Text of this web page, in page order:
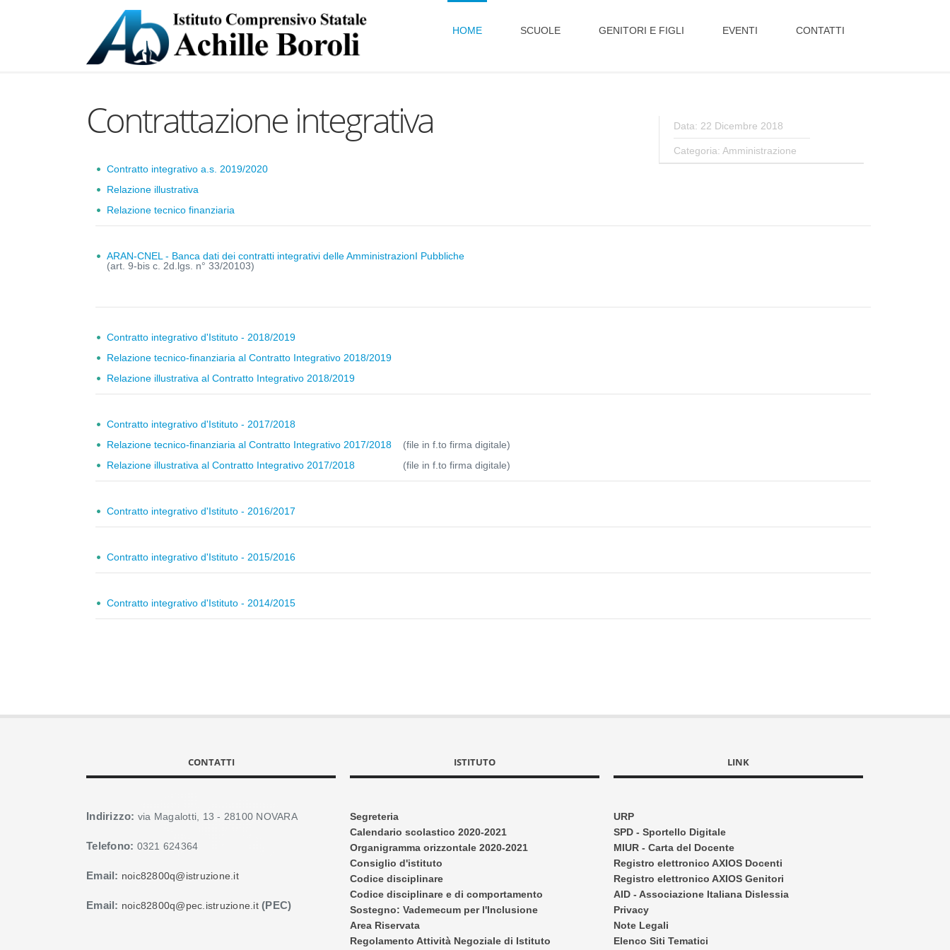
HOME SCUOLE GENITORI E FIGLI EVENTI CONTATTI
Contrattazione integrativa Data: 22 Dicembre 2018
Categoria: Amministrazione
Contratto integrativo a.s. 2019/2020
Relazione illustrativa
Relazione tecnico finanziaria
ARAN-CNEL - Banca dati dei contratti integrativi delle AmministrazionI Pubbliche
(art. 9-bis c. 2d.lgs. n° 33/20103)
Contratto integrativo d'Istituto - 2018/2019
Relazione tecnico-finanziaria al Contratto Integrativo 2018/2019
Relazione illustrativa al Contratto Integrativo 2018/2019
Contratto integrativo d'Istituto - 2017/2018
Relazione tecnico-finanziaria al Contratto Integrativo 2017/2018 (file in f.to firma digitale)
Relazione illustrativa al Contratto Integrativo 2017/2018 (file in f.to firma digitale)
Contratto integrativo d'Istituto - 2016/2017
Contratto integrativo d'Istituto - 2015/2016
Contratto integrativo d'Istituto - 2014/2015
CONTATTI
Indirizzo: via Magalotti, 13 - 28100 NOVARA
Telefono: 0321 624364
Email: noic82800q@istruzione.it
Email: noic82800q@pec.istruzione.it (PEC)
ISTITUTO
Segreteria
Calendario scolastico 2020-2021
Organigramma orizzontale 2020-2021
Consiglio d'istituto
Codice disciplinare
Codice disciplinare e di comportamento
Sostegno: Vademecum per l'Inclusione
Area Riservata
Regolamento Attività Negoziale di Istituto
LINK
URP
SPD - Sportello Digitale
MIUR - Carta del Docente
Registro elettronico AXIOS Docenti
Registro elettronico AXIOS Genitori
AID - Associazione Italiana Dislessia
Privacy
Note Legali
Elenco Siti Tematici